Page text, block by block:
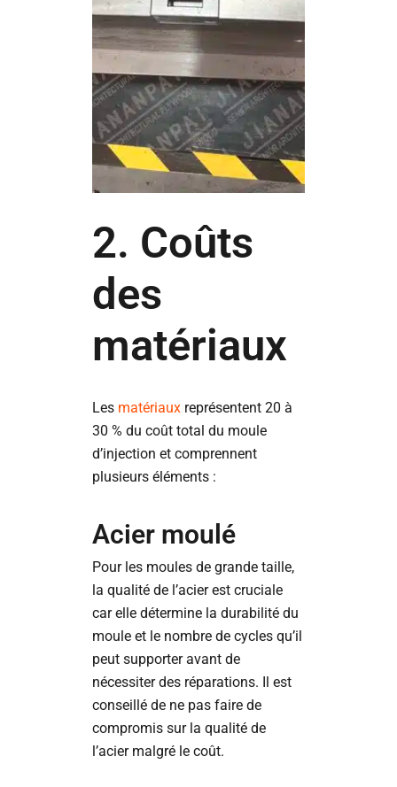
2. Coûts
des
matériaux
Les matériauxreprésentent 20 à
30 % du coût total du moule
d’injection et comprennent
plusieurs éléments :
Acier moulé
Pour les moules de grande taille,
la qualité de l’acier est cruciale
car elle détermine la durabilité du
moule et le nombre de cycles qu’il
peut supporter avant de
nécessiter des réparations. Il est
conseillé de ne pas faire de
compromis sur la qualité de
l’acier malgré le coût.